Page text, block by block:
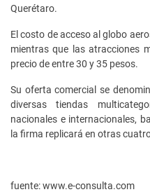
Querétaro.
El costo de acceso al globo
mientras que las atracciones
precio de entre 30 y 35 pesos.
Su oferta comercial se
diversas tiendas
nacionales e internacionales,
la firma replicará en otras
fuente: www.e-consulta.com